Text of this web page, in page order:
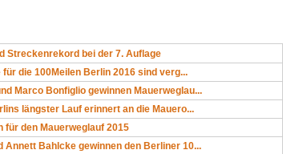
Streckenrekord bei der 7. Auflage
die 100Meilen Berlin 2016 sind verg...
Marco Bonfiglio gewinnen Mauerweglau...
längster Lauf erinnert an die Mauero...
für den Mauerweglauf 2015
Annett Bahlcke gewinnen den Berliner 10...